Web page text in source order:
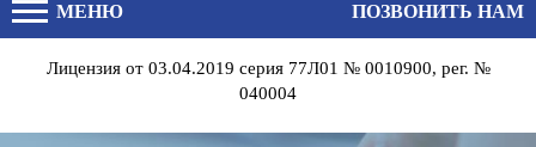
МЕНЮ ПОЗВОНИТЬ НАМ
Лицензия от 03.04.2019 серия 77Л01 № 0010900, рег. №
040004